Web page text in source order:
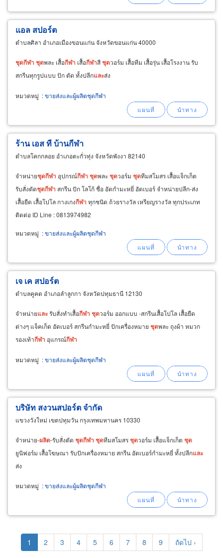
แอล สปอร์ต
ตำบลศิลา อำเภอเมืองขอนแก่น จังหวัดขอนแก่น 40000
ชุดกีฬา ชุดพละ เสื้อกีฬา เสื้อกีฬาสีชุดวอร์ม เสื้อทีม เสื้อรุ่น เสื้อโรงงาน รับ
สกรีนทุกรูปแบบ ปัก ตัด ทั้งปลีกและส่ง
หมวดหมู่ :ขายส่งและผู้ผลิตชุดกีฬา
ร้าน เอส ที บ้านกีฬา
ตำบลโคกกลอย อำเภอตะกั่วทุ่ง จังหวัดพังงา 82140
จำหน่ายชุดกีฬา อุปกรณ์กีฬา ชุดพละชุดวอร์ม ชุดทีมสโมสร เสื้อแจ็กเก็ต
รับสั่งตัดชุดกีฬา สกรีน ปัก โลโก้ ชื่อ อัดกำมะหยี่ อัดเบอร์ จำหน่ายปลีก-ส่ง
เสื้อยืด เสื้อโปโล กางเกงกีฬา ทุกชนิด ถ้วยรางวัล เหรียญรางวัล ทุกประเภท
ติดต่อ ID Line : 0813974982
หมวดหมู่ :ขายส่งและผู้ผลิตชุดกีฬา
เจ เค สปอร์ต
ตำบลคูคต อำเภอลำลูกกา จังหวัดปทุมธานี 12130
จำหน่ายและ รับสั่งทำเสื้อกีฬา ชุดวอร์ม ออกแบบ -สกรีนเสื้อโปโล เสื้อยืด
ต่างๆ แจ็คเก็ต อัดเบอร์ สกรีนกำมะหยี่ ปักเครื่องหมาย ชุดพละ ถุงผ้า หมวก
รองเท้ากีฬา อุแกรณ์กีฬา
หมวดหมู่ :ขายส่งและผู้ผลิตชุดกีฬา
บริษัท สงวนสปอร์ต จำกัด
แขวงวังใหม่ เขตปทุมวัน กรุงเทพมหานคร 10330
จำหน่าย-ผลิต-รับสั่งตัด ชุดกีฬา ชุดทีมสโมสรชุดวอร์ม เสื้อแจ็กเก็ต ชุด
ยูนิฟอร์ม เสื้อโฆษณา รับปักเครื่องหมาย สกรีน อัดเบอร์กำมะหยี่ ทั้งปลีกและ
ส่ง
หมวดหมู่ :ขายส่งและผู้ผลิตชุดกีฬา
Pagination
Current
page
1 Page
2 Page
3 Page
4 Page
5 Page
6 Page
7 Page
8 Page
9
Next
page
ถัดไป ›